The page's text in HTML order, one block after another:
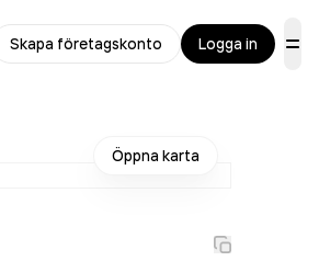
Skapa företagskonto Logga in
Öppna karta